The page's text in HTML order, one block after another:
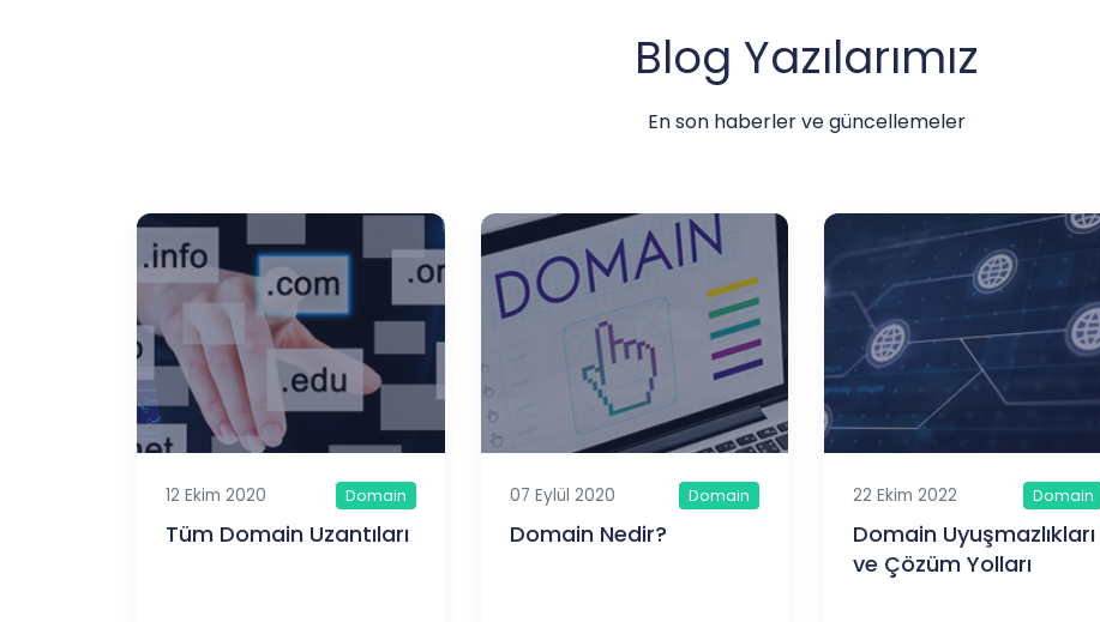
Blog Yazılarımız
En son haberler ve güncellemeler
12 Ekim 2020 Domain
Tüm Domain Uzantıları
07 Eylül 2020 Domain
Domain Nedir?
22 Ekim 2022 Domain
Domain Uyuşmazlıkları
ve Çözüm Yolları